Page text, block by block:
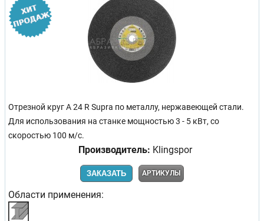
Отрезной круг A 24 R Supra по металлу, нержавеющей стали.
Для использования на станке мощностью 3 - 5 кВт, со
скоростью 100 м/с.
Производитель: Klingspor
ЗАКАЗАТЬ АРТИКУЛЫ
Области применения: